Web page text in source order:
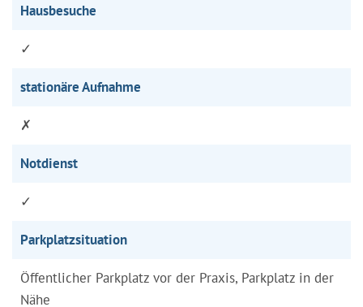
Hausbesuche
✓
stationäre Aufnahme
✗
Notdienst
✓
Parkplatzsituation
Öffentlicher Parkplatz vor der Praxis, Parkplatz in der
Nähe